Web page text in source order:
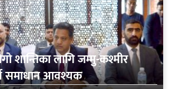
शान्तिका लागि जम्मु-कश्मीर
समाधान आवश्यक